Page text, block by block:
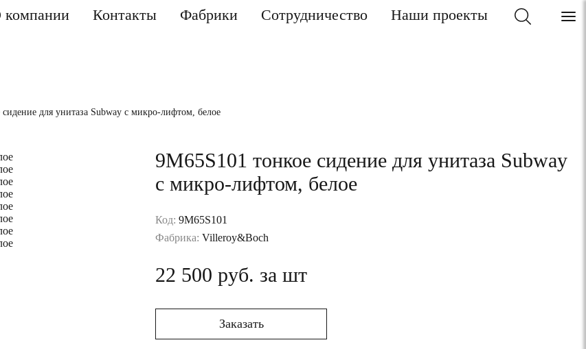
компании Контакты Фабрики Сотрудничество Наши проекты
сидение для унитаза Subway с микро-лифтом, белое
9M65S101 тонкое сидение для унитаза Subway
с микро-лифтом, белое
Код: 9М65S101
Фабрика: Villeroy&Boch
22 500 руб. за шт
Заказать